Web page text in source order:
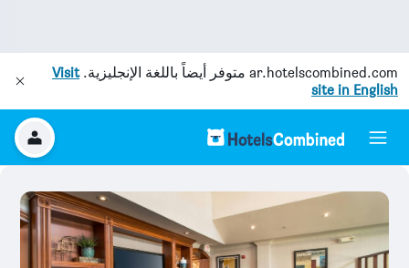
ar.hotelscombined.com متوفر أيضاً باللغة الإنجليزية.Visit
site in English